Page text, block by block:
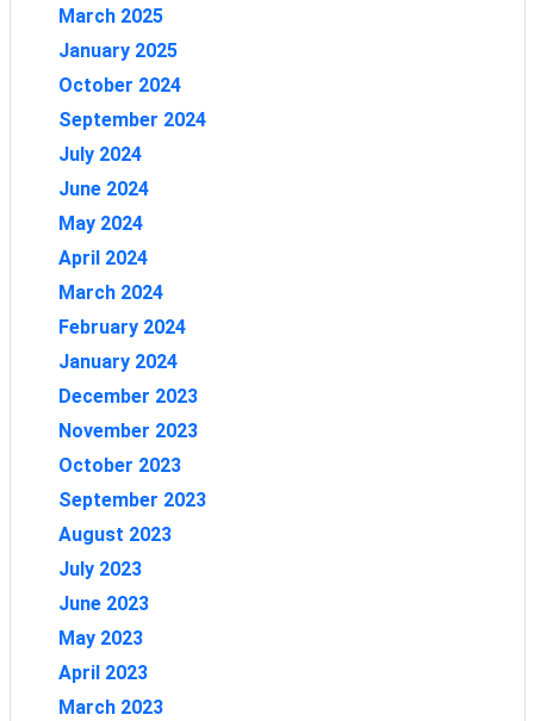
March 2025
January 2025
October 2024
September 2024
July 2024
June 2024
May 2024
April 2024
March 2024
February 2024
January 2024
December 2023
November 2023
October 2023
September 2023
August 2023
July 2023
June 2023
May 2023
April 2023
March 2023